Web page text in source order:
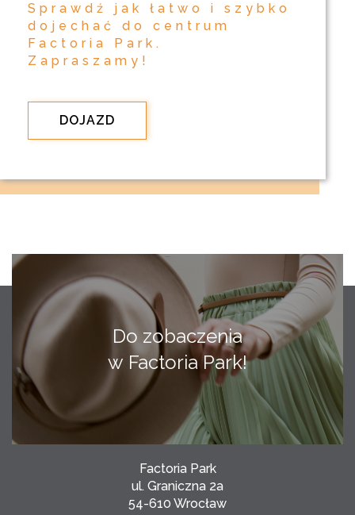
Sprawdź jak łatwo i szybko
dojechać do centrum
Factoria Park.
Zapraszamy!
DOJAZD
Do zobaczenia
w Factoria Park!
Factoria Park
ul. Graniczna 2a
54-610 Wrocław